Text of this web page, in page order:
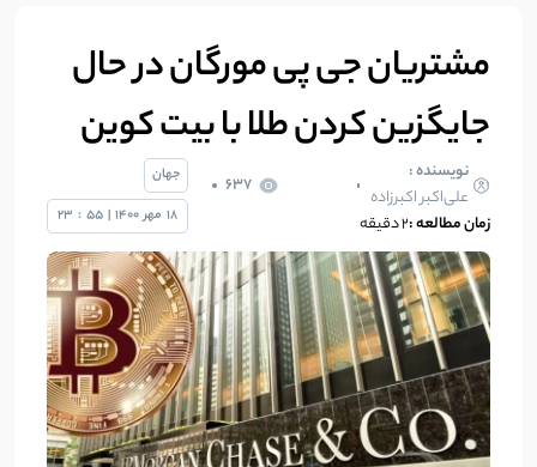
مشتریان جی پی مورگان در حال
جایگزین کردن طلا با بیت کوین
نویسنده :
علی‌اکبر اکبرزاده
637
زمان مطالعه :2 دقیقه
جهان
18 مهر 1400
|
55
:
23